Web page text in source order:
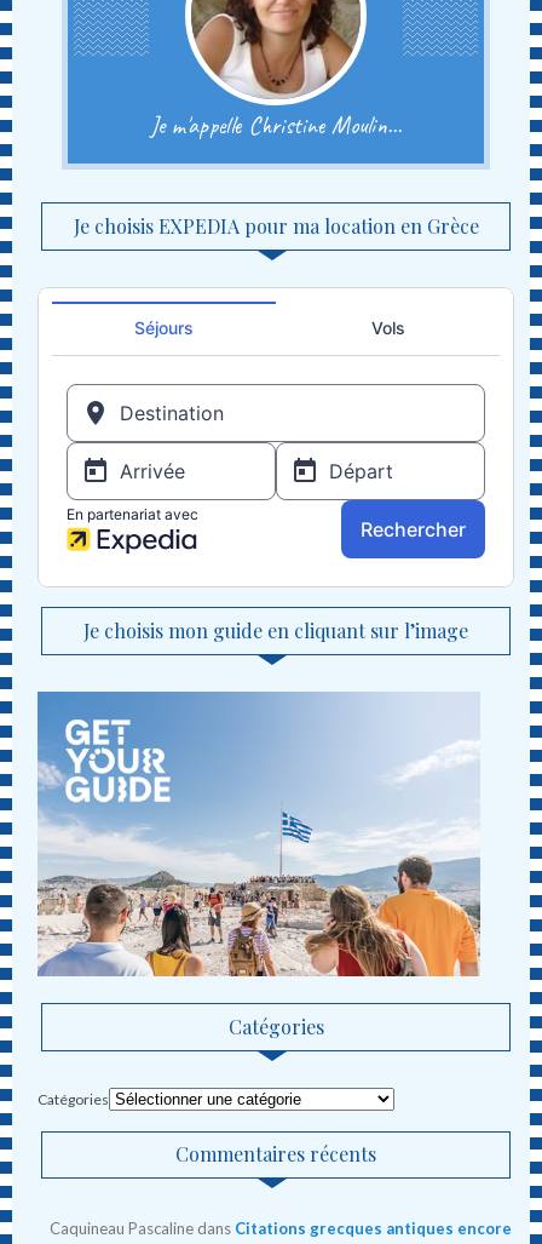
Je m'appelle Christine Moulin...
Je choisis EXPEDIA pour ma location en Grèce
Je choisis mon guide en cliquant sur l’image
Catégories
Catégories
Commentaires récents
Caquineau Pascaline dans Citations grecques antiques encore